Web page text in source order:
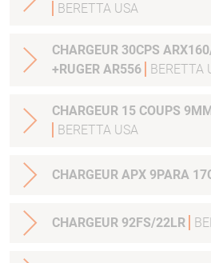
BERETTA USA
CHARGEUR 30CPS
+RUGER AR556
BERETTA
CHARGEUR 15 COUPS
BERETTA USA
CHARGEUR APX 9PARA
CHARGEUR 92FS/22LR